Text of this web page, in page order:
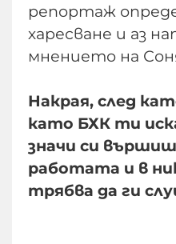
репортаж
харесване и аз
мнението на
Накрая, след
като БХК ти
значи си
работата и в
трябва да ги